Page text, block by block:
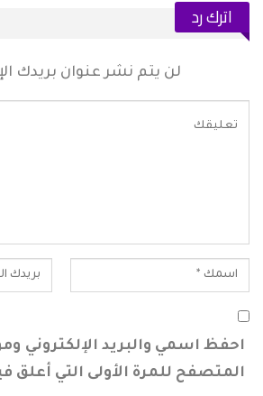
اترك رد
لن يتم نشر عنوان بريدك
احفظ اسمي والبريد الإلكتروني
المتصفح للمرة الأولى التي أعلق